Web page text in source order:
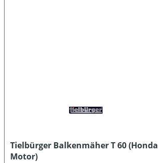
Tielbürger Balkenmäher T 60 (Honda
Motor)